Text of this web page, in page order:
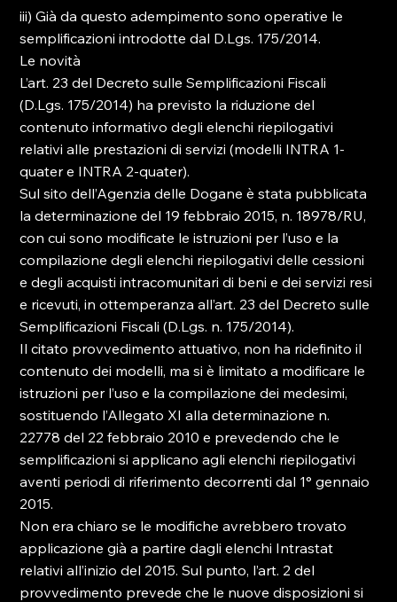
iii) Già da questo adempimento sono operative le
semplificazioni introdotte dal D.Lgs. 175/2014.
Le novità
L’art. 23 del Decreto sulle Semplificazioni Fiscali
(D.Lgs. 175/2014) ha previsto la riduzione del
contenuto informativo degli elenchi riepilogativi
relativi alle prestazioni di servizi (modelli INTRA 1-
quater e INTRA 2-quater).
Sul sito dell’Agenzia delle Dogane è stata pubblicata
la determinazione del 19 febbraio 2015, n. 18978/RU,
con cui sono modificate le istruzioni per l’uso e la
compilazione degli elenchi riepilogativi delle cessioni
e degli acquisti intracomunitari di beni e dei servizi resi
e ricevuti, in ottemperanza all’art. 23 del Decreto sulle
Semplificazioni Fiscali (D.Lgs. n. 175/2014).
Il citato provvedimento attuativo, non ha ridefinito il
contenuto dei modelli, ma si è limitato a modificare le
istruzioni per l’uso e la compilazione dei medesimi,
sostituendo l’Allegato XI alla determinazione n.
22778 del 22 febbraio 2010 e prevedendo che le
semplificazioni si applicano agli elenchi riepilogativi
aventi periodi di riferimento decorrenti dal 1° gennaio
2015.
Non era chiaro se le modifiche avrebbero trovato
applicazione già a partire dagli elenchi Intrastat
relativi all’inizio del 2015. Sul punto, l’art. 2 del
provvedimento prevede che le nuove disposizioni si